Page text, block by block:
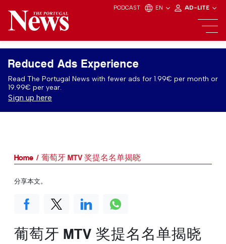
PODCAST EN AD-LITE
Reduced Ads Experience
Read The Portugal News with fewer ads for 1.99€ per month or
19.99€ per year.
Sign up here
Home 葡萄牙 MTV 奖提名名单揭晓
葡萄牙 MTV 奖提名名单揭晓
分享本文。